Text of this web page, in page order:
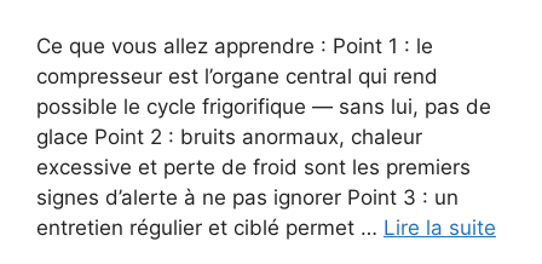
Ce que vous allez apprendre : Point 1 : le
compresseur est l’organe central qui rend
possible le cycle frigorifique — sans lui, pas de
glace Point 2 : bruits anormaux, chaleur
excessive et perte de froid sont les premiers
signes d’alerte à ne pas ignorer Point 3 : un
entretien régulier et ciblé permet … Lire la suite